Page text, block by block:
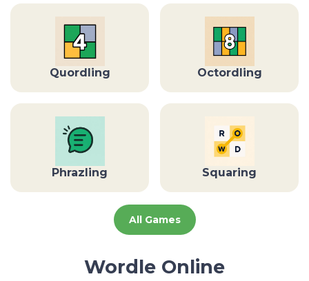
Quordling Octordling
Phrazling Squaring
All Games
Wordle Online